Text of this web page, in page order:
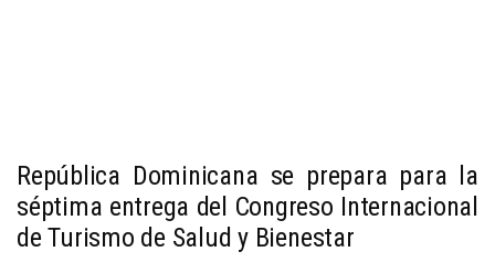
República Dominicana se prepara para la
séptima entrega del Congreso Internacional
de Turismo de Salud y Bienestar